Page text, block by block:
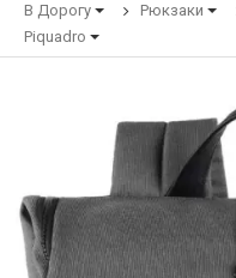
В Дорогу
Рюкзаки
Piquadro